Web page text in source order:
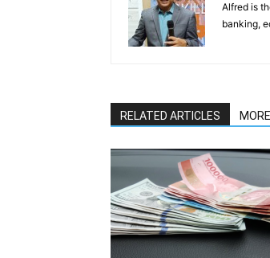
Alfred is
banking,
RELATED ARTICLES